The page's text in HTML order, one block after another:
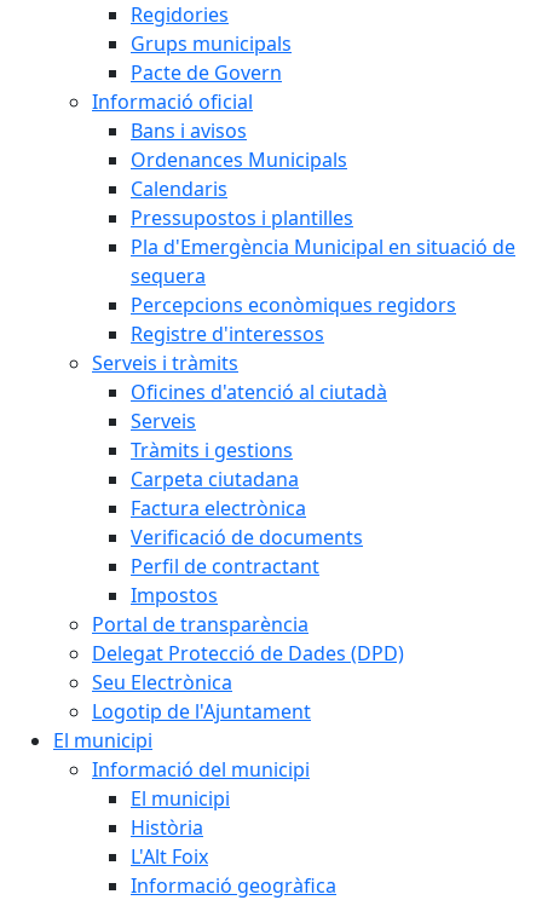
Regidories
Grups municipals
Pacte de Govern
Informació oficial
Bans i avisos
Ordenances Municipals
Calendaris
Pressupostos i plantilles
Pla d'Emergència Municipal en situació de
sequera
Percepcions econòmiques regidors
Registre d'interessos
Serveis i tràmits
Oficines d'atenció al ciutadà
Serveis
Tràmits i gestions
Carpeta ciutadana
Factura electrònica
Verificació de documents
Perfil de contractant
Impostos
Portal de transparència
Delegat Protecció de Dades (DPD)
Seu Electrònica
Logotip de l'Ajuntament
El municipi
Informació del municipi
El municipi
Història
L'Alt Foix
Informació geogràfica